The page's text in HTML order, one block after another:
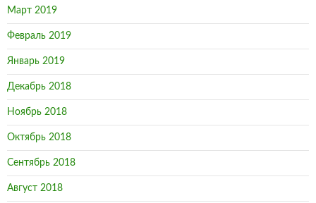
Март 2019
Февраль 2019
Январь 2019
Декабрь 2018
Ноябрь 2018
Октябрь 2018
Сентябрь 2018
Август 2018